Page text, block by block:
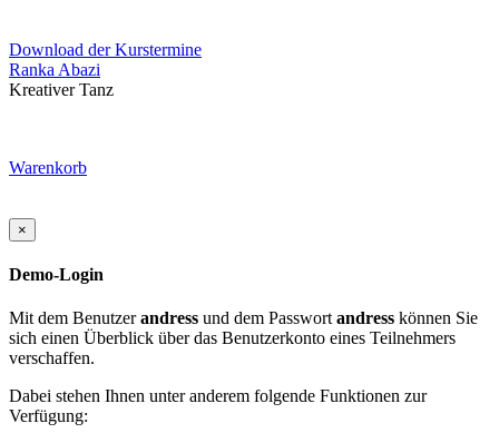
Download der Kurstermine
Ranka Abazi
Kreativer Tanz
Warenkorb
×
Demo-Login
Mit dem Benutzerandress und dem Passwort andress können Sie
sich einen Überblick über das Benutzerkonto eines Teilnehmers
verschaffen.
Dabei stehen Ihnen unter anderem folgende Funktionen zur
Verfügung: